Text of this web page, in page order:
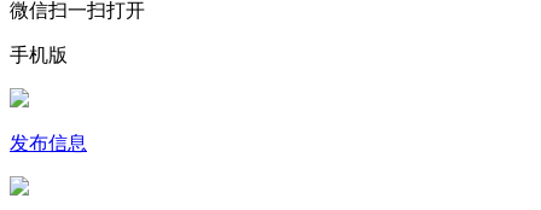
微信扫一扫打开
手机版
发布信息